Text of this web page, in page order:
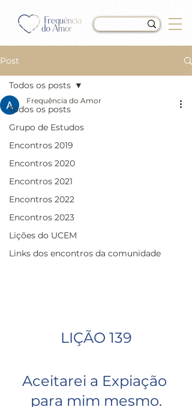
Post
Todos os posts
Grupo de Estudos
Encontros 2019
Encontros 2020
Encontros 2021
Encontros 2022
Encontros 2023
Lições do UCEM
Links dos encontros da comunidade
Todos os posts
LIÇÃO 139 do Livro de
Exercícios de “Um Curso
em Milagres” (UCEM)
Frequência do Amor
LIÇÃO 139
Aceitarei a Expiação
para mim mesmo.